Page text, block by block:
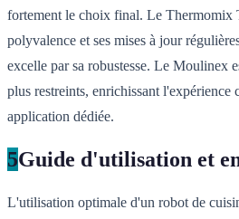
fortement le choix final. Le Thermomix
polyvalence et ses mises à jour
excelle par sa robustesse. Le Moulinex
plus restreints, enrichissant l'expérience
application dédiée.
5Guide d'utilisation et
L'utilisation optimale d'un robot de